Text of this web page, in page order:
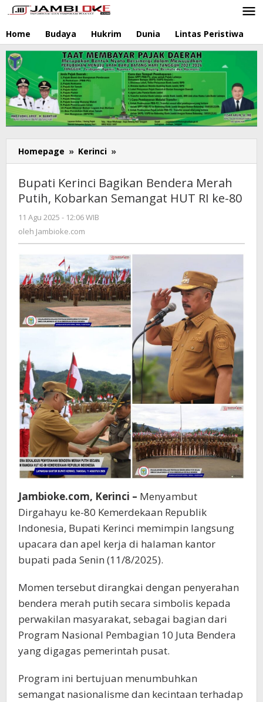
Lewati
ke
konten
Home Budaya Hukrim Dunia Lintas Peristiwa
Homepage » Kerinci »
Kerinci
Bagikan
Bendera
Merah
RI
ke-
80
Bupati Kerinci Bagikan Bendera Merah
Putih, Kobarkan Semangat HUT RI ke-80
11 Agu 2025 - 12:06 WIB
oleh Jambioke.com
Jambioke.com, Kerinci – Menyambut
Dirgahayu ke-80 Kemerdekaan Republik
Indonesia, Bupati Kerinci memimpin langsung
upacara dan apel kerja di halaman kantor
bupati pada Senin (11/8/2025).
Momen tersebut dirangkai dengan penyerahan
bendera merah putih secara simbolis kepada
perwakilan masyarakat, sebagai bagian dari
Program Nasional Pembagian 10 Juta Bendera
yang digagas pemerintah pusat.
Program ini bertujuan menumbuhkan
semangat nasionalisme dan kecintaan terhadap